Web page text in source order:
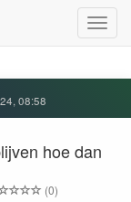
Toggle
08:58
hoe dan
(0)